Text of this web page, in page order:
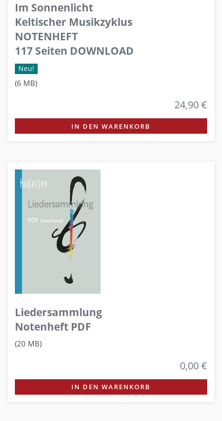
Im Sonnenlicht
Keltischer Musikzyklus
NOTENHEFT
117 Seiten DOWNLOAD
Neu!
(6 MB)
24,90 €
IN DEN WARENKORB
Liedersammlung
Notenheft PDF
(20 MB)
0,00 €
IN DEN WARENKORB